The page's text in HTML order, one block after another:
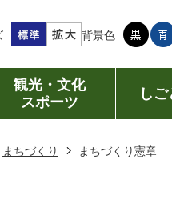
背景色
観光・文化
スポーツ
し
まちづくり まちづくり憲章